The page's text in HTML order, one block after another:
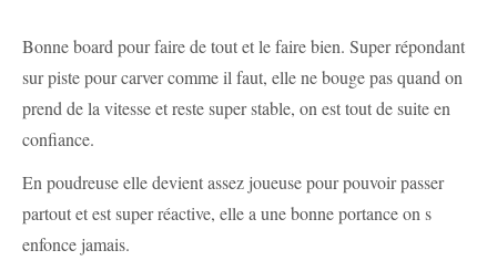
Bonne board pour faire de tout et le faire bien. Super répondant
sur piste pour carver comme il faut, elle ne bouge pas quand on
prend de la vitesse et reste super stable, on est tout de suite en
confiance.
En poudreuse elle devient assez joueuse pour pouvoir passer
partout et est super réactive, elle a une bonne portance on s
enfonce jamais.